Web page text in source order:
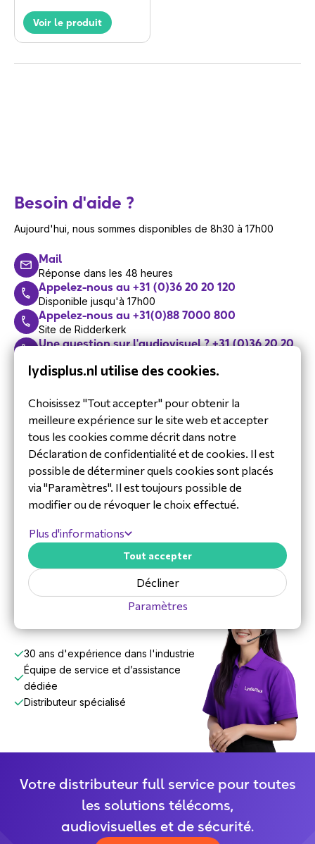
Voir le produit
Besoin d'aide ?
Aujourd'hui, nous sommes disponibles de 8h30 à 17h00
Mail
Réponse dans les 48 heures
Appelez-nous au +31 (0)36 20 20 120
Disponible jusqu'à 17h00
Appelez-nous au +31(0)88 7000 800
Site de Ridderkerk
Une question sur l'audiovisuel ? +31 (0)36 20 20
Appelez l'un de nos experts en audiovisuel
Appelez notre équipe d'assistance technique
Prendre rendez-vous
Avec un de nos experts
Abonnez-vous à la
newsletter
Restez informé de nos dernières
30 ans d'expérience dans l'industrie
Équipe de service et d’assistance
dédiée
Distributeur spécialisé
Votre distributeur full service pour toutes
les solutions télécoms,
audiovisuelles et de sécurité.
lydisplus.nl utilise des cookies.
Choisissez "Tout accepter" pour obtenir la
meilleure expérience sur le site web et accepter
tous les cookies comme décrit dans notre
Déclaration de confidentialité et de cookies. Il est
possible de déterminer quels cookies sont placés
via "Paramètres". Il est toujours possible de
modifier ou de révoquer le choix effectué.
Plus d'informations
Paramètres
Décliner
Tout accepter